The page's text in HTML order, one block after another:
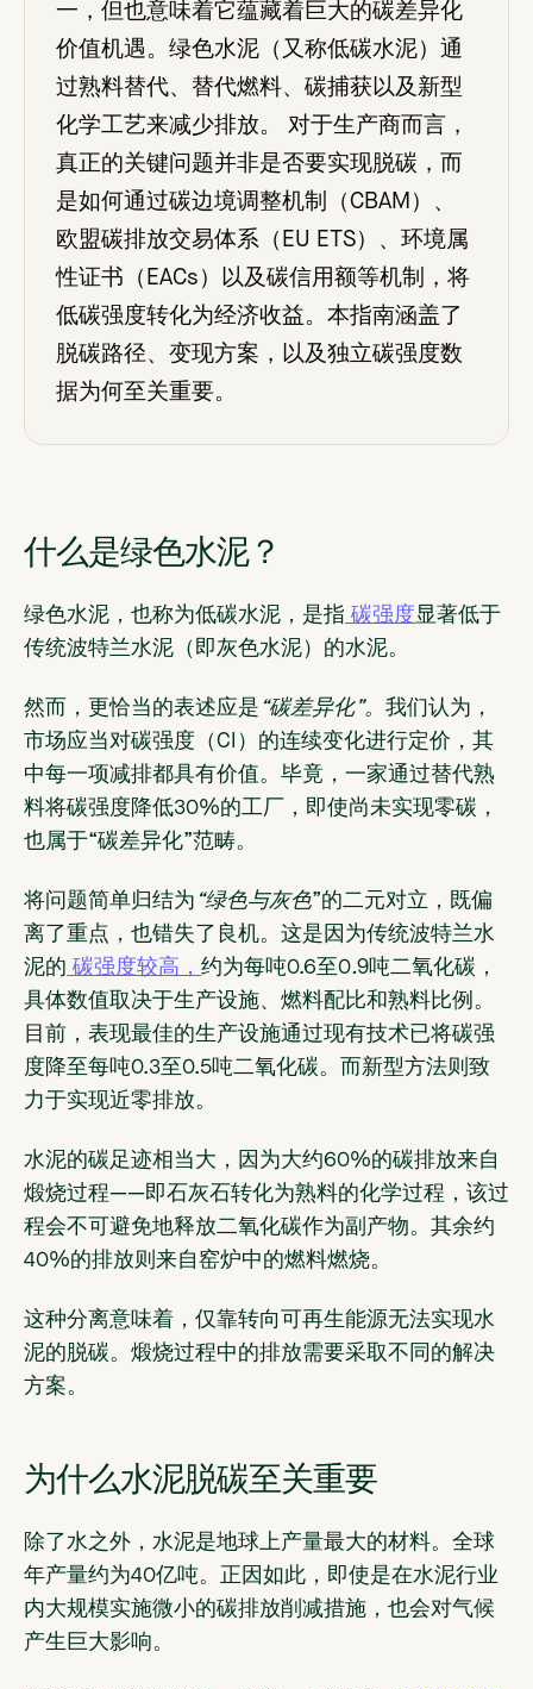
一，但也意味着它蕴藏着巨大的碳差异化
价值机遇。绿色水泥（又称低碳水泥）通
过熟料替代、替代燃料、碳捕获以及新型
化学工艺来减少排放。 对于生产商而言，
真正的关键问题并非是否要实现脱碳，而
是如何通过碳边境调整机制（CBAM）、
欧盟碳排放交易体系（EU ETS）、环境属
性证书（EACs）以及碳信用额等机制，将
低碳强度转化为经济收益。本指南涵盖了
脱碳路径、变现方案，以及独立碳强度数
据为何至关重要。
什么是绿色水泥？
绿色水泥，也称为低碳水泥，是指 碳强度显著低于
传统波特兰水泥（即灰色水泥）的水泥。
然而，更恰当的表述应是 “碳差异化”。 我们认为，
市场应当对碳强度（CI）的连续变化进行定价，其
中每一项减排都具有价值。毕竟，一家通过替代熟
料将碳强度降低30%的工厂，即使尚未实现零碳，
也属于“碳差异化”范畴。
将问题简单归结为 “绿色与灰色”的二元对立，既偏
离了重点，也错失了良机。这是因为传统波特兰水
泥的 碳强度较高， 约为每吨0.6至0.9吨二氧化碳，
具体数值取决于生产设施、燃料配比和熟料比例。
目前，表现最佳的生产设施通过现有技术已将碳强
度降至每吨0.3至0.5吨二氧化碳。而新型方法则致
力于实现近零排放。
水泥的碳足迹相当大，因为大约60%的碳排放来自
煅烧过程——即石灰石转化为熟料的化学过程，该过
程会不可避免地释放二氧化碳作为副产物。其余约
40%的排放则来自窑炉中的燃料燃烧。
这种分离意味着，仅靠转向可再生能源无法实现水
泥的脱碳。煅烧过程中的排放需要采取不同的解决
方案。
为什么水泥脱碳至关重要
除了水之外，水泥是地球上产量最大的材料。全球
年产量约为40亿吨。正因如此，即使是在水泥行业
内大规模实施微小的碳排放削减措施，也会对气候
产生巨大影响。